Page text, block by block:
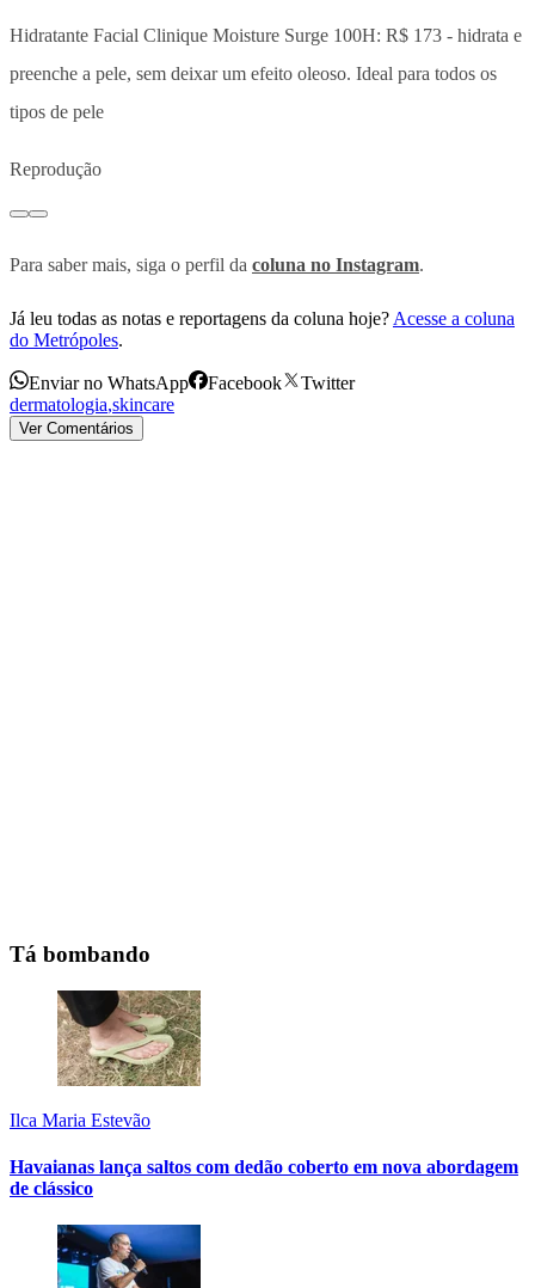
Hidratante Facial Clinique Moisture Surge 100H: R$ 173 - hidrata e
preenche a pele, sem deixar um efeito oleoso. Ideal para todos os
tipos de pele
Reprodução
Para saber mais, siga o perfil da coluna no Instagram.
Já leu todas as notas e reportagens da coluna hoje? Acesse a coluna
do Metrópoles.
Enviar no WhatsApp Facebook
Twitter
dermatologia,skincare
Ver Comentários
Tá bombando
Ilca Maria Estevão
Havaianas lança saltos com dedão coberto em nova abordagem
de clássico